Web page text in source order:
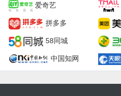
爱奇艺
拼多多
58同城
中国知网